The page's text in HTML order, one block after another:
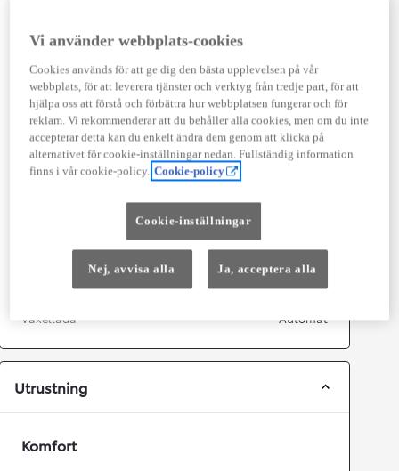
Motor
Cylindrar
Kapacitet
1 987 cc
Effekt
164kw (223 hk)
Prestanda
Acceleration 0-100km/h
Växellåda
Automat
Utrustning
Komfort
Vi använder webbplats-cookies
Cookies används för att ge dig den bästa upplevelsen på vår
webbplats, för att leverera tjänster och verktyg från tredje part, för att
hjälpa oss att förstå och förbättra hur webbplatsen fungerar och för
reklam. Vi rekommenderar att du behåller alla cookies, men om du inte
accepterar detta kan du enkelt ändra dem genom att klicka på
alternativet för cookie-inställningar nedan. Fullständig information
finns i vår cookie-policy. Cookie-policy
Cookie-inställningar
Nej, avvisa alla Ja, acceptera alla